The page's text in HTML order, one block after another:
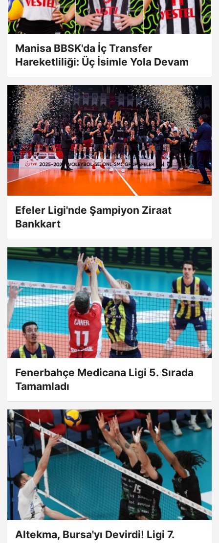
Manisa BBSK'da İç Transfer
Hareketliliği: Üç İsimle Yola Devam
Efeler Ligi'nde Şampiyon Ziraat
Bankkart
Fenerbahçe Medicana Ligi 5. Sırada
Tamamladı
Altekma, Bursa'yı Devirdi! Ligi 7.